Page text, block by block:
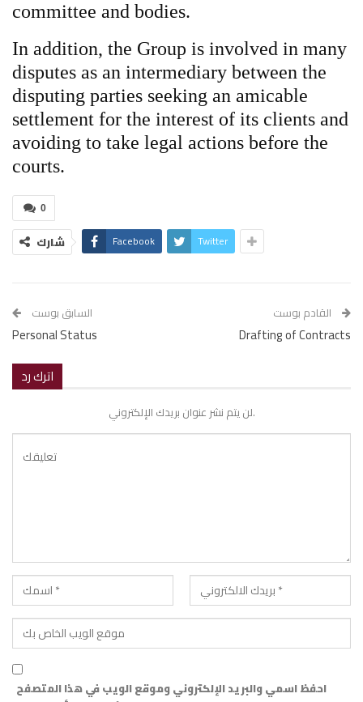
committee and bodies.
In addition, the Group is involved in many
disputes as an intermediary between the
disputing parties seeking an amicable
settlement for the interest of its clients and
avoiding to take legal actions before the
courts.
0
شارك Facebook Twitter
السابق بوست
Personal Status
Drafting of Contracts
اترك رد
لن يتم نشر عنوان بريدك الإلكتروني.
احفظ اسمي والبريد الإلكتروني وموقع الويب في هذا المتصفح